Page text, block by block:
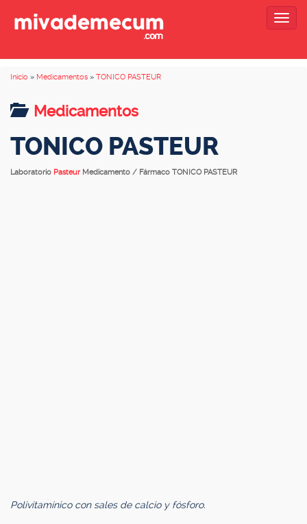
Inicio » Medicamentos » TONICO PASTEUR
Medicamentos
TONICO PASTEUR
Laboratorio Pasteur Medicamento / Fármaco TONICO PASTEUR
Polivitamínico con sales de calcio y fósforo.